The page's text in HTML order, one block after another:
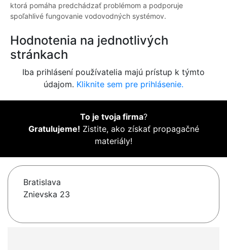
ktorá pomáha predchádzať problémom a podporuje
spoľahlivé fungovanie vodovodných systémov.
Hodnotenia na jednotlivých
stránkach
Iba prihlásení používatelia majú prístup k týmto
údajom. Kliknite sem pre prihlásenie.
To je tvoja firma?
Gratulujeme! Zistite, ako získať propagačné
materiály!
Bratislava
Znievska 23